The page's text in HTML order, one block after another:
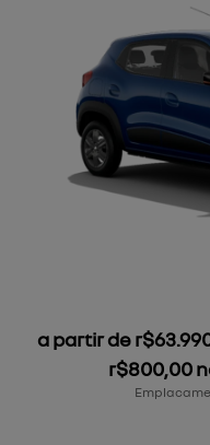
a partir de
r$800,00